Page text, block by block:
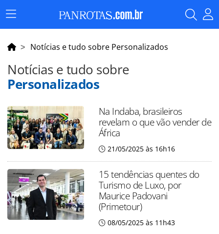
Menu
Principal
Notícias e tudo sobre Personalizados
Notícias e tudo sobre
Personalizados
Na Indaba, brasileiros
revelam o que vão vender de
África
21/05/2025 às 16h16
15 tendências quentes do
Turismo de Luxo, por
Maurice Padovani
(Primetour)
08/05/2025 às 11h43